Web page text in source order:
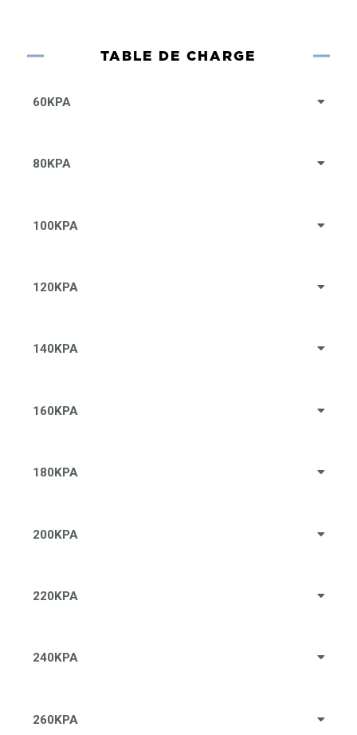
TABLE DE CHARGE
60KPA
80KPA
100KPA
120KPA
140KPA
160KPA
180KPA
200KPA
220KPA
240KPA
260KPA